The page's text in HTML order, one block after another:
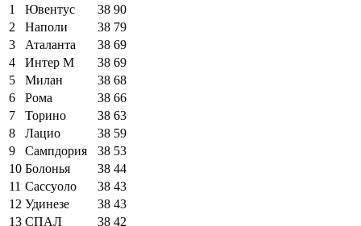
1
Ювентус 38 90
2
Наполи 38 79
3
Аталанта 38 69
4
Интер М 38 69
5
Милан 38 68
6
Рома 38 66
7
Торино 38 63
8
Лацио 38 59
9
Сампдория 38 53
10 Болонья 38 44
11 Сассуоло 38 43
12 Удинезе 38 43
13 СПАЛ 38 42